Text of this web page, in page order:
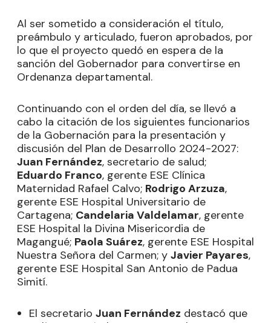
Al ser sometido a consideración el título,
preámbulo y articulado, fueron aprobados, por
lo que el proyecto quedó en espera de la
sanción del Gobernador para convertirse en
Ordenanza departamental.
Continuando con el orden del día, se llevó a
cabo la citación de los siguientes funcionarios
de la Gobernación para la presentación y
discusión del Plan de Desarrollo 2024-2027:
Juan Fernández, secretario de salud;
Eduardo Franco, gerente ESE Clínica
Maternidad Rafael Calvo; Rodrigo Arzuza,
gerente ESE Hospital Universitario de
Cartagena; Candelaria Valdelamar, gerente
ESE Hospital la Divina Misericordia de
Magangué; Paola Suárez, gerente ESE Hospital
Nuestra Señora del Carmen; y Javier Payares,
gerente ESE Hospital San Antonio de Padua
Simití.
El secretario Juan Fernández destacó que